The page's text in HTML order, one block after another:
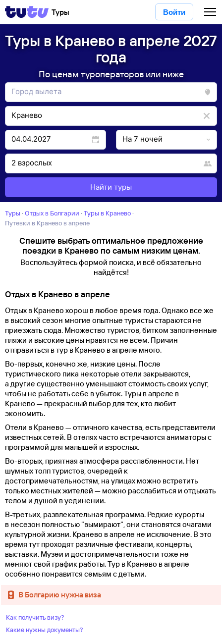
Туры Войти
Туры в Кранево в апреле 2027
года
По ценам туроператоров или ниже
Найти туры
Туры · Отдых в Болгарии · Туры в Кранево ·
Путевки в Кранево в апреле
Спешите выбрать оптимальное предложение
поездки в Кранево по самым низким ценам.
Воспользуйтесь формой поиска, и всё обязательно
найдётся!
Отдых в Кранево в апреле
Отдых в Кранево хорош в любое время года. Однако все же
в высокий сезон многие опытные туристы стараются не
приезжать сюда. Множество туристов, битком заполненные
пляжи и высокие цены нравятся не всем. Причин
отправиться в тур в Кранево в апреле много.
Во-первых, конечно же, низкие цены. После
туристического пика некоторые отели закрываются,
а другие существенно уменьшают стоимость своих услуг,
чтобы не работать себе в убыток. Туры в апреле в
Кранево — прекрасный выбор для тех, кто любит
экономить.
Отели в Кранево — отличного качества, есть представители
известных сетей. В отелях часто встречаются аниматоры с
программой для малышей и взрослых.
Во-вторых, приятная атмосфера расслабленности. Нет
шумных толп туристов, очередей к
достопримечательностям, на улицах можно встретить
только местных жителей — можно расслабиться и отдыхать
телом и душой в уединении.
В-третьих, развлекательная программа. Редкие курорты
в несезон полностью "вымирают", они становятся очагами
культурной жизни. Кранево в апреле не исключение. В это
время тут проходят различные фестивали, концерты,
выставки. Музеи и достопримечательности тоже не
меняют свой график работы. Тур в Кранево в апреле
особенно понравится семьям с детьми.
в Болгарию нужна виза
Как получить визу?
Какие нужны документы?